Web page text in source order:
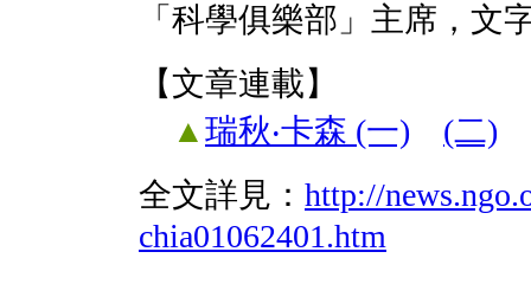
「科學俱樂部」主席，文
【文章連載】
▲瑞秋‧卡森 (一)
(二)
全文詳見： http://
chia01062401.htm